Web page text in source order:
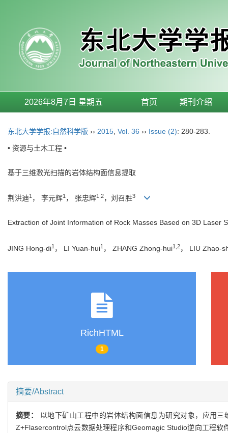
2026年8月7日 星期五 首页 期刊介绍
东北大学学报:自然科学版 ›› 2015 Vol. 36 ›› Issue (2): 280-283.
• 资源与土木工程 •
基于三维激光扫描的岩体结构面信息提取
荆洪迪1 ， 李元辉1 ， 张忠辉1,2，刘召胜3
Extraction of Joint Information of Rock Masses Based on 3D Laser
JING Hong-di1 ， LI Yuan-hui1 ， ZHANG Zhong-hui1,2， LIU Zhao-
RichHTML
1
摘要/Abstract
摘要： 以地下矿山工程中的岩体结构面信息为研究对象，应用
Z+Flasercontrol点云数据处理程序和Geomagic Studio逆向工程